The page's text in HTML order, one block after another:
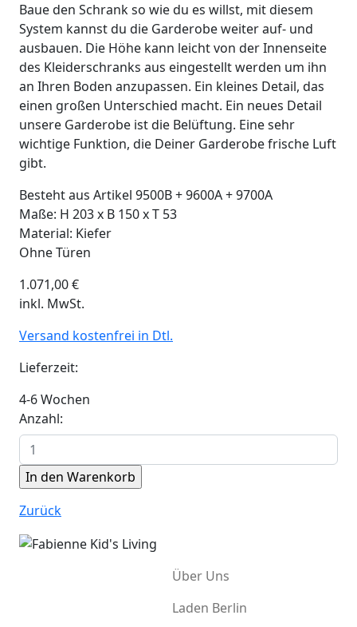
Baue den Schrank so wie du es willst, mit diesem
System kannst du die Garderobe weiter auf- und
ausbauen. Die Höhe kann leicht von der Innenseite
des Kleiderschranks aus eingestellt werden um ihn
an Ihren Boden anzupassen. Ein kleines Detail, das
einen großen Unterschied macht. Ein neues Detail
unsere Garderobe ist die Belüftung. Eine sehr
wichtige Funktion, die Deiner Garderobe frische Luft
gibt.
Besteht aus Artikel 9500B + 9600A + 9700A
Maße: H 203 x B 150 x T 53
Material: Kiefer
Ohne Türen
1.071,00€
inkl. MwSt.
Versand kostenfrei in Dtl.
Lieferzeit:
4-6 Wochen
Anzahl:
Zurück
Über Uns
Laden Berlin